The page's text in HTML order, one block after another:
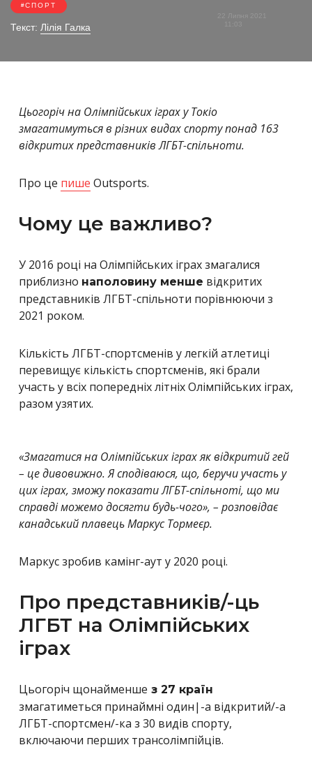
СПОРТ
Текст: Лілія Галка
22 Липня 2021
Цьогоріч на Олімпійських іграх у Токіо
змагатимуться в різних видах спорту понад 163
відкритих представників ЛГБТ-спільноти.
Про це пише Outsports.
Чому це важливо?
У 2016 році на Олімпійських іграх змагалися
приблизно наполовину менше відкритих
представників ЛГБТ-спільноти порівнюючи з
2021 роком.
Кількість ЛГБТ-спортсменів у легкій атлетиці
перевищує кількість спортсменів, які брали
участь у всіх попередніх літніх Олімпійських іграх,
разом узятих.
«Змагатися на Олімпійських іграх як відкритий гей
– це дивовижно. Я сподіваюся, що, беручи участь у
цих іграх, зможу показати ЛГБТ-спільноті, що ми
справді можемо досягти будь-чого», – розповідає
канадський плавець Маркус Тормеєр.
Маркус зробив камінг-аут у 2020 році.
Про представників/-ць
ЛГБТ на Олімпійських
іграх
Цьогоріч щонайменше з 27 країн
змагатиметься принаймні один|-а відкритий/-а
ЛГБТ-спортсмен/-ка з 30 видів спорту,
включаючи перших трансолімпійців.